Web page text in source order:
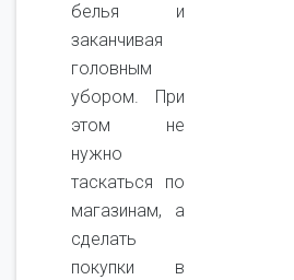
белья и
заканчивая
головным
убором. При
этом не
нужно
таскаться по
магазинам, а
сделать
покупки в